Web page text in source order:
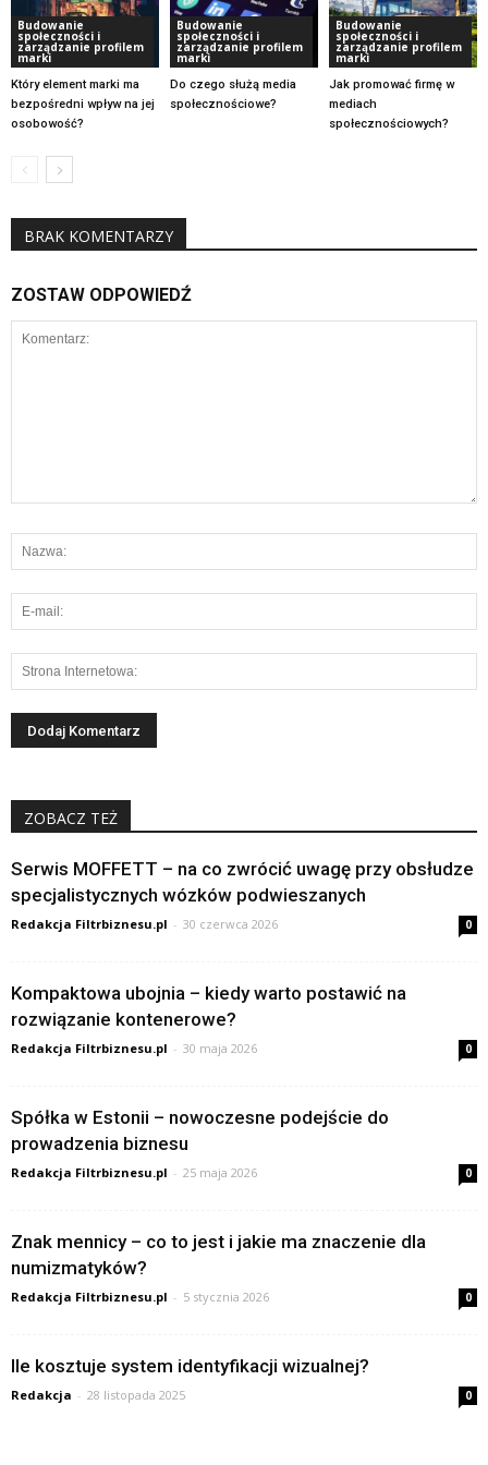
Budowanie
społeczności i
zarządzanie profilem
marki
Który element marki ma
bezpośredni wpływ na jej
osobowość?
Budowanie
społeczności i
zarządzanie profilem
marki
Do czego służą media
społecznościowe?
Budowanie
społeczności i
zarządzanie profilem
marki
Jak promować firmę w
mediach
społecznościowych?
BRAK KOMENTARZY
ZOSTAW ODPOWIEDŹ
ZOBACZ TEŻ
Serwis MOFFETT – na co zwrócić uwagę przy obsłudze
specjalistycznych wózków podwieszanych
Redakcja Filtrbiznesu.pl - 30 czerwca 2026 0
Kompaktowa ubojnia – kiedy warto postawić na
rozwiązanie kontenerowe?
Redakcja Filtrbiznesu.pl - 30 maja 2026 0
Spółka w Estonii – nowoczesne podejście do
prowadzenia biznesu
Redakcja Filtrbiznesu.pl - 25 maja 2026 0
Znak mennicy – co to jest i jakie ma znaczenie dla
numizmatyków?
Redakcja Filtrbiznesu.pl - 5 stycznia 2026 0
Ile kosztuje system identyfikacji wizualnej?
Redakcja - 28 listopada 2025 0